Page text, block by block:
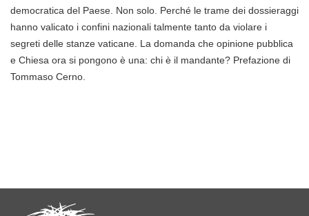
democratica del Paese. Non solo. Perché le trame dei dossieraggi
hanno valicato i confini nazionali talmente tanto da violare i
segreti delle stanze vaticane. La domanda che opinione pubblica
e Chiesa ora si pongono è una: chi è il mandante? Prefazione di
Tommaso Cerno.